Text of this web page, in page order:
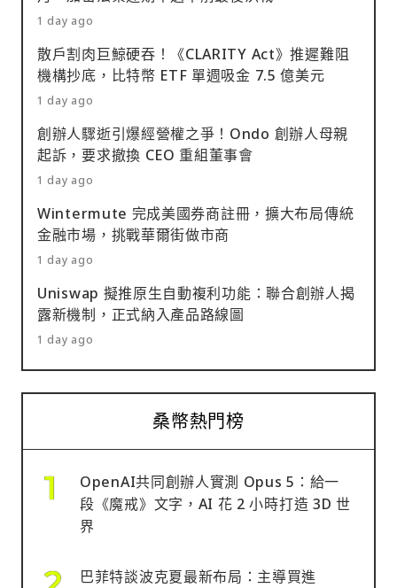
1 day ago
散戶割肉巨鯨硬吞！《CLARITY Act》推遲難阻
機構抄底，比特幣 ETF 單週吸金 7.5 億美元
1 day ago
創辦人驟逝引爆經營權之爭！Ondo 創辦人母親
起訴，要求撤換 CEO 重組董事會
1 day ago
Wintermute 完成美國券商註冊，擴大布局傳統
金融市場，挑戰華爾街做市商
1 day ago
Uniswap 擬推原生自動複利功能：聯合創辦人揭
露新機制，正式納入產品路線圖
1 day ago
桑幣熱門榜
OpenAI共同創辦人實測 Opus 5：給一
段《魔戒》文字，AI 花 2 小時打造 3D 世
界
巴菲特談波克夏最新布局：主導買進